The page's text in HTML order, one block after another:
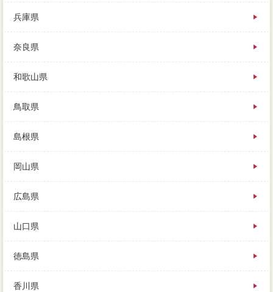
兵庫県
奈良県
和歌山県
鳥取県
島根県
岡山県
広島県
山口県
徳島県
香川県